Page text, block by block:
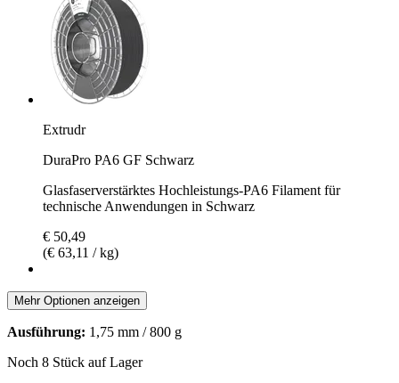
Extrudr
DuraPro PA6 GF Schwarz
Glasfaserverstärktes Hochleistungs-PA6 Filament für
technische Anwendungen in Schwarz
€ 50,49
(€ 63,11 / kg)
Mehr Optionen anzeigen
Ausführung: 1,75 mm / 800 g
Noch 8 Stück auf Lager